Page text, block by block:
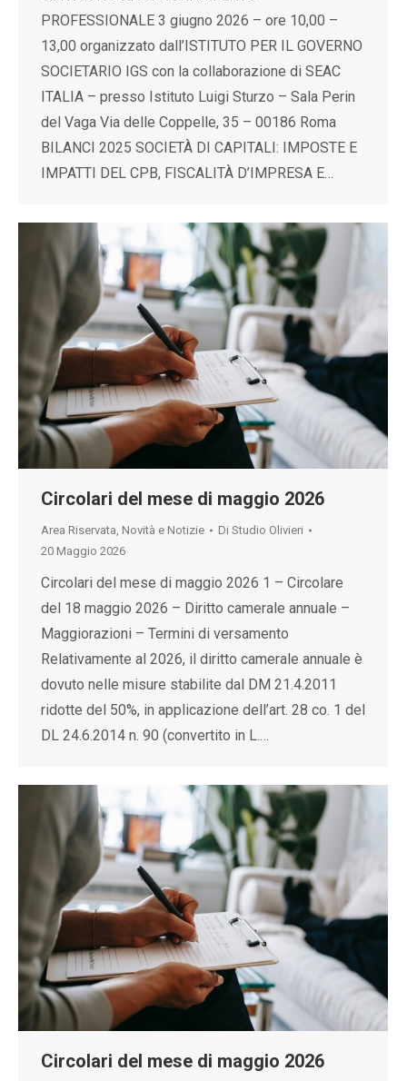
PROFESSIONALE 3 giugno 2026 – ore 10,00 –
13,00 organizzato dall’ISTITUTO PER IL GOVERNO
SOCIETARIO IGS con la collaborazione di SEAC
ITALIA – presso Istituto Luigi Sturzo – Sala Perin
del Vaga Via delle Coppelle, 35 – 00186 Roma
BILANCI 2025 SOCIETÀ DI CAPITALI: IMPOSTE E
IMPATTI DEL CPB, FISCALITÀ D’IMPRESA E…
Circolari del mese di maggio 2026
Area Riservata, Novità e Notizie Di Studio Olivieri
20 Maggio 2026
Circolari del mese di maggio 2026 1 – Circolare
del 18 maggio 2026 – Diritto camerale annuale –
Maggiorazioni – Termini di versamento
Relativamente al 2026, il diritto camerale annuale è
dovuto nelle misure stabilite dal DM 21.4.2011
ridotte del 50%, in applicazione dell’art. 28 co. 1 del
DL 24.6.2014 n. 90 (convertito in L.…
Circolari del mese di maggio 2026